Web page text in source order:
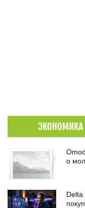
ЭКОНОМИКА
о
Delta